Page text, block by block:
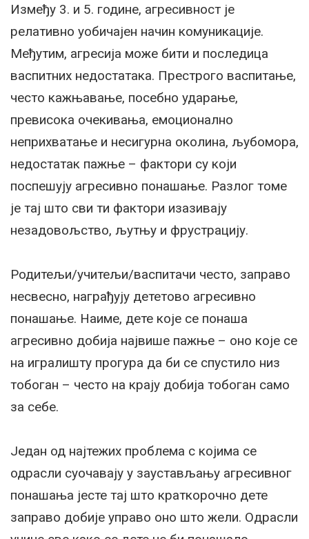
Између 3. и 5. године, агресивност је
релативно уобичајен начин комуникације.
Међутим, агресија може бити и последица
васпитних недостатака. Престрого васпитање,
често кажњавање, посебно ударање,
превисока очекивања, емоционално
неприхватање и несигурна околина, љубомора,
недостатак пажње – фактори су који
поспешују агресивно понашање. Разлог томе
је тај што сви ти фактори изазивају
незадовољство, љутњу и фрустрацију.
Родитељи/учитељи/васпитачи често, заправо
несвесно, награђују дететово агресивно
понашање. Наиме, дете које се понаша
агресивно добија највише пажње – оно које се
на игралишту прогура да би се спустило низ
тобоган – често на крају добија тобоган само
за себе.
Један од најтежих проблема с којима се
одрасли суочавају у заустављању агресивног
понашања јесте тај што краткорочно дете
заправо добије управо оно што жели. Одрасли